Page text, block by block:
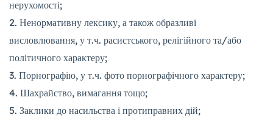
нерухомості;
Ненормативну лексику, а також образливі
висловлювання, у т.ч. расистського, релігійного та/або
політичного характеру;
Порнографію, у т.ч. фото порнографічного характеру;
Шахрайство, вимагання тощо;
Заклики до насильства і протиправних дій;